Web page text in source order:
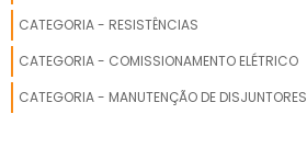
CATEGORIA - RESISTÊNCIAS
CATEGORIA - COMISSIONAMENTO ELÉTRICO
CATEGORIA - MANUTENÇÃO DE DISJUNTORES